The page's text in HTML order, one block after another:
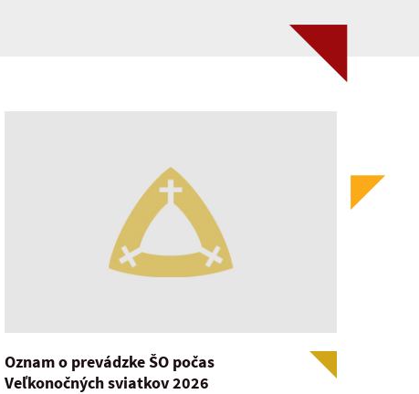
Oznam o prevádzke ŠO počas
Veľkonočných sviatkov 2026